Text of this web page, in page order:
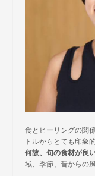
食とヒーリングの関
トルからとても印象
何故、旬の食材が良
域、季節、昔からの風